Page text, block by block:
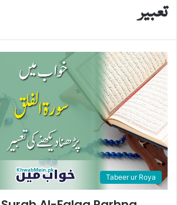
تعبیر
Tabeer ur Roya